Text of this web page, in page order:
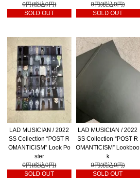
0円(税込0円)
SOLD OUT
0円(税込0円)
SOLD OUT
LAD MUSICIAN / 2022
SS Collection “POST R
OMANTICISM” Look Po
ster
0円(税込0円)
SOLD OUT
LAD MUSICIAN / 2022
SS Collection “POST R
OMANTICISM” Lookboo
k
0円(税込0円)
SOLD OUT